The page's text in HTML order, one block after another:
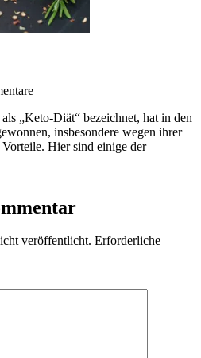
„Keto-Diät“ bezeichnet, hat in den
insbesondere wegen ihrer
Hier sind einige der
veröffentlicht. Erforderliche